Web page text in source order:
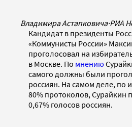
Владимира Астапковича·РИА
Кандидат в президенты
«Коммунисты России»
проголосовал на
в Москве. По мнению
самого должны были
россиян. На самом деле, по
80% протоколов, Сурайкин
0,67% голосов россиян.